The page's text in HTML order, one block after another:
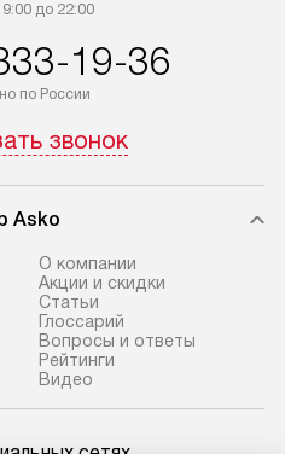
до 22:00
19-36
по России
звонок
Asko
О компании
Акции и скидки
Статьи
Глоссарий
Вопросы и ответы
Рейтинги
Видео
сетях